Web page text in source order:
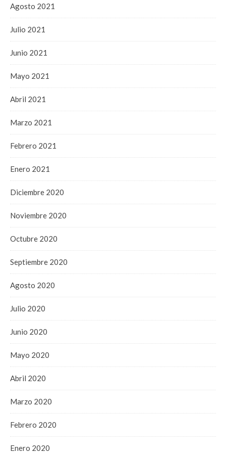
Agosto 2021
Julio 2021
Junio 2021
Mayo 2021
Abril 2021
Marzo 2021
Febrero 2021
Enero 2021
Diciembre 2020
Noviembre 2020
Octubre 2020
Septiembre 2020
Agosto 2020
Julio 2020
Junio 2020
Mayo 2020
Abril 2020
Marzo 2020
Febrero 2020
Enero 2020